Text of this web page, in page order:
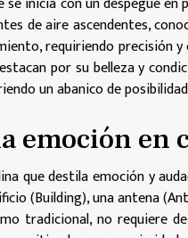
de aire ascendentes,
requiriendo precisión
por su belleza y
un abanico de
emoción en
que destila emoción y
(Building), una antena
tradicional, no requiere